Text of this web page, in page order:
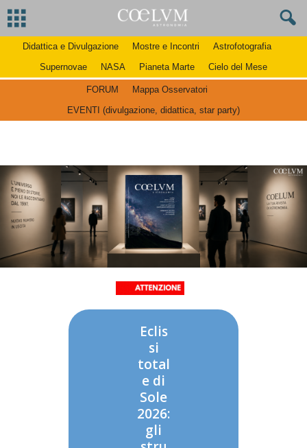
Didattica e Divulgazione Mostre e Incontri
Astrofotografia
Supernovae
NASA Pianeta Marte Cielo del Mese
FORUM
Mappa Osservatori
EVENTI (divulgazione, didattica, star party)
Eclis
si
total
e di
Sole
2026:
gli